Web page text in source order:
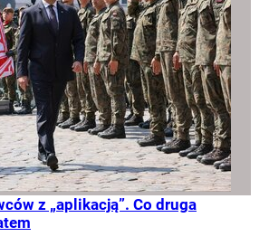
z „aplikacją”. Co druga